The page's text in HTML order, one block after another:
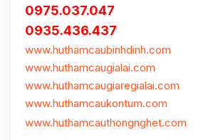
0975.037.047
0935.436.437
www.huthamcaubinhdinh.com
www.huthamcaugialai.com
www.huthamcaugiaregialai.com
www.huthamcaukontum.com
www.huthamcauthongnghet.com